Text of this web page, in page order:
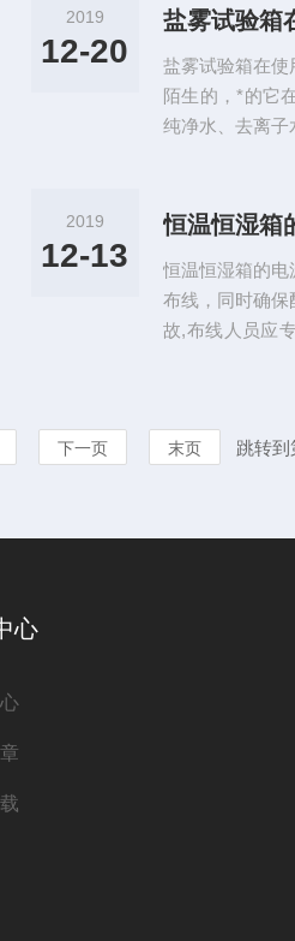
等，采用何种加
括温度测量、温
2019
12-20
盐雾试验箱
盐雾试验箱在
陌生的，*的它
纯净水、去离
确保规范操作。
等现象。另外，
2019
12-13
恒温恒湿箱
恒温恒湿箱的
布线，同时确
故,布线人员应
源线配置：黑
下一页 末页 跳转到
心